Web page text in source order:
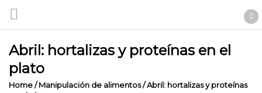
Abril: hortalizas y proteínas en el
plato
Home/ Manipulación de alimentos/Abril: hortalizas y proteínas